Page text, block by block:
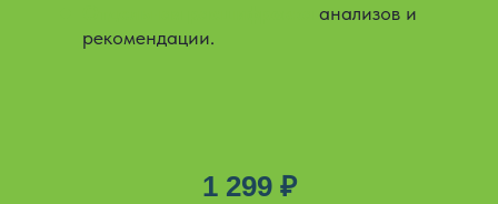
анализов и
рекомендации.
1 299 ₽